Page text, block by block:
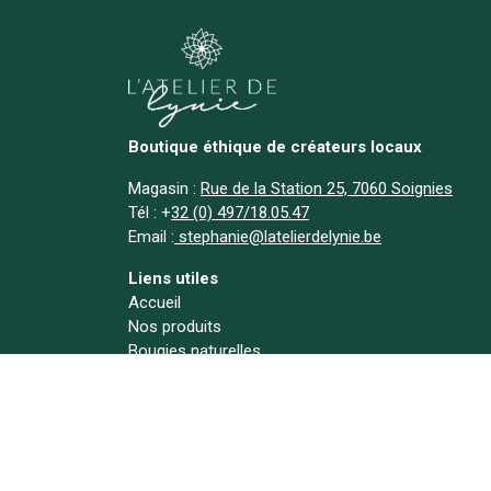
Boutique éthique de créateurs locaux
Magasin : Rue de la Station 25, 7060 Soignies
Tél : +32 (0) 497/18.05.47
Email : stephanie@latelierdelynie.be
Liens utiles
Accueil
Nos produits
Bougies naturelles